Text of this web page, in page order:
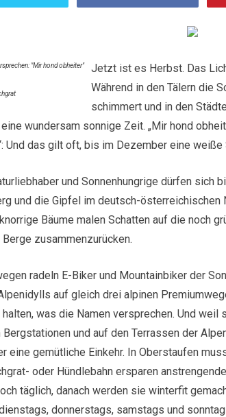
Jetzt ist es Herbst. Das
Während in den Tälern die
schimmert und in den
wundersam sonnige Zeit. „Mir hond
Und das gilt oft, bis im Dezember eine
und Sonnenhungrige dürfen sich
und die Gipfel im deutsch-österreichischen
Bäume malen Schatten auf die noch
zusammenzurücken.
radeln E-Biker und Mountainbiker der
auf gleich drei alpinen
halten, was die Namen versprechen. Und
und auf den Terrassen der
eine gemütliche Einkehr. In Oberstaufen
oder Hündlebahn ersparen
täglich, danach werden sie winterfit
donnerstags, samstags und